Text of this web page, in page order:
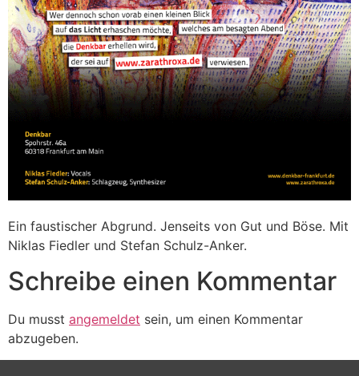
Ein faustischer Abgrund. Jenseits von Gut und Böse. Mit
Niklas Fiedler und Stefan Schulz-Anker.
Schreibe einen Kommentar
Du musst angemeldet sein, um einen Kommentar
abzugeben.